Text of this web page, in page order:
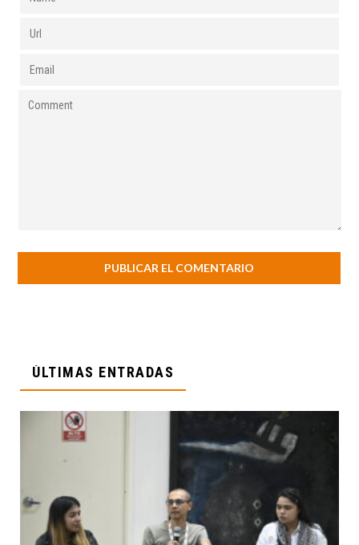
ÚLTIMAS ENTRADAS